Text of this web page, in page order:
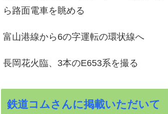
ら路面電車を眺める
富山港線から6の字運転の環状線へ
長岡花火臨、3本のE653系を撮る
鉄道コムさんに掲載いただいて